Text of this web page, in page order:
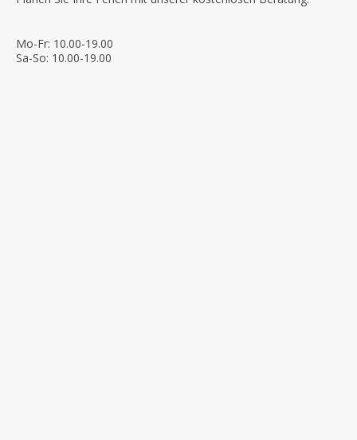
Mo-Fr: 10.00-19.00
Sa-So: 10.00-19.00